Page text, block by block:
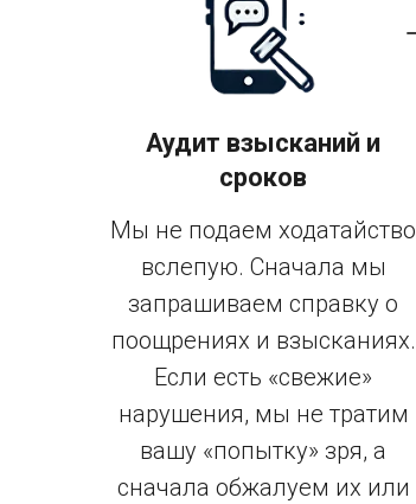
Аудит взысканий и
сроков
Мы не подаем ходатайство
вслепую. Сначала мы
запрашиваем справку о
поощрениях и взысканиях.
Если есть «свежие»
нарушения, мы не тратим
вашу «попытку» зря, а
сначала обжалуем их или